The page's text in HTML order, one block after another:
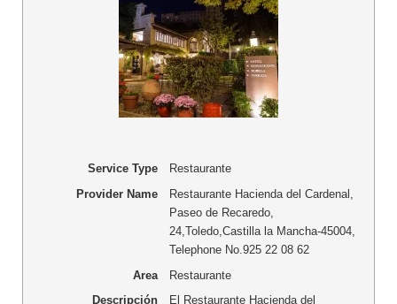
Service Type
Restaurante
Provider Name
Restaurante Hacienda del Cardenal
Paseo de Recaredo,
24, Toledo, Castilla la Mancha-45004,
Telephone No.925 22 08 62
Area
Restaurante
Descripción
El Restaurante Hacienda del